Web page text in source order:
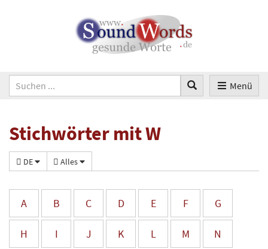
Menü
Stichwörter mit W
DE Alles
A B C D E F G
H I J K L M N